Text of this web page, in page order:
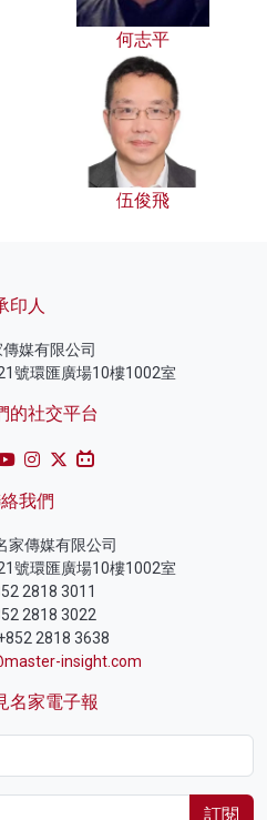
何志平
伍俊飛
印人
媒有限公司
號環匯廣場10樓1002室
的社交平台
我們
家傳媒有限公司
號環匯廣場10樓1002室
2818 3011
2818 3022
2818 3638
insight.com
名家電子報
訂閱